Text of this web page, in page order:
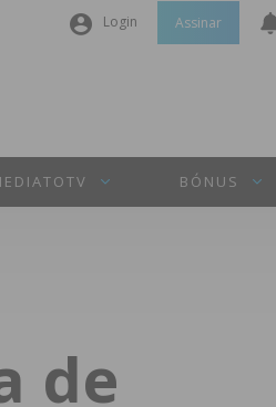
Login
Senha
Perdeu a sua senha?
Assinar
BÓNUS
de